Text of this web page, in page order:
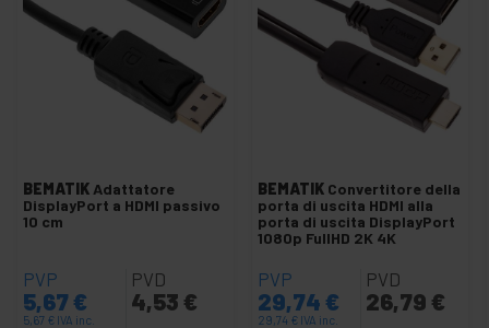
Cavo Mini DisplayPort a VGA
Cavi e adattatore HDMI
+
Adattatore e cavo VGA e SVGA
Commutatores Video
Convertitori VGA
Interfaccia VGA, DVI e HDMI
Moltiplicatore Video
+
BEMATIK Adattatore
DisplayPort a HDMI passivo
10 cm
PVP
5,67€
5,67 € IVA inc.
PVD
4,53 €
BEMATIK Convertitore della
porta di uscita HDMI alla
porta di uscita DisplayPort
1080p FullHD 2K 4K
PVP
29,74 €
29,74 € IVA inc.
PVD
26,79 €